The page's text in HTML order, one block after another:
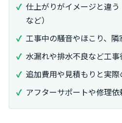
仕上がりがイメージと違
など）
工事中の騒音やほこり、
水漏れや排水不良など工
追加費用や見積もりと実
アフターサポートや修理